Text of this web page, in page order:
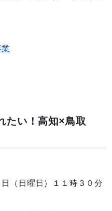
たい！高知×鳥取
（日曜日）１１時３０分